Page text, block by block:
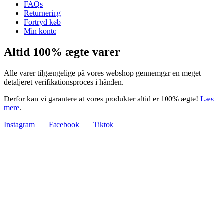
FAQs
Returnering
Fortryd køb
Min konto
Altid 100% ægte varer
Alle varer tilgængelige på vores webshop gennemgår en meget
detaljeret verifikationsproces i hånden.
Derfor kan vi garantere at vores produkter altid er 100% ægte! Læs
mere.
Instagram
Facebook Tiktok